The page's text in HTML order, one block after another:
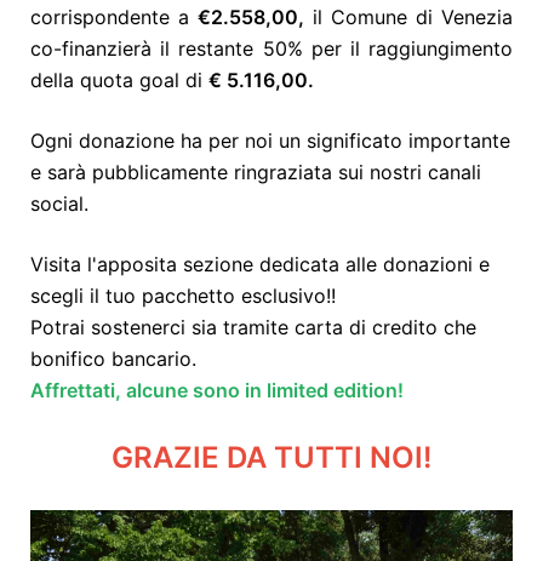
corrispondente a €2.558,00, il Comune di Venezia
co-finanzierà il restante 50% per il raggiungimento
della quota goal di € 5.116,00.
Ogni donazione ha per noi un significato importante
e sarà pubblicamente ringraziata sui nostri canali
social.
Visita l'apposita sezione dedicata alle donazioni e
scegli il tuo pacchetto esclusivo!!
Potrai sostenerci sia tramite carta di credito che
bonifico bancario.
Affrettati, alcune sono in limited edition!
GRAZIE DA TUTTI NOI!